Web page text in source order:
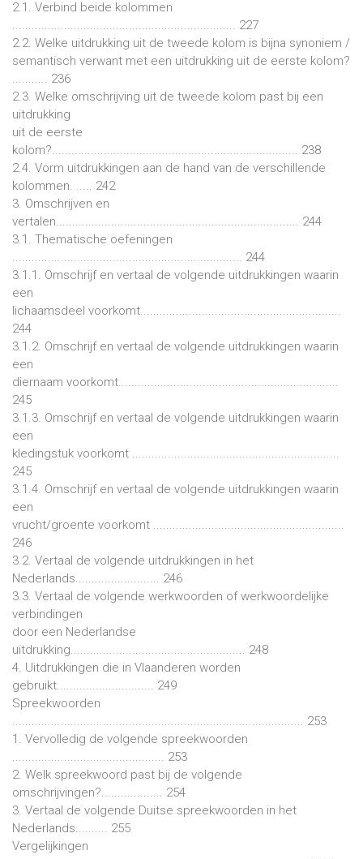
2.1. Verbind beide kolommen
..................................................................... 227
2.2. Welke uitdrukking uit de tweede kolom is bijna synoniem /
semantisch verwant met een uitdrukking uit de eerste kolom?
........... 236
2.3. Welke omschrijving uit de tweede kolom past bij een
uitdrukking
uit de eerste
kolom?............................................................................ 238
2.4. Vorm uitdrukkingen aan de hand van de verschillende
kolommen. ..... 242
3. Omschrijven en
vertalen........................................................................... 244
3.1. Thematische oefeningen
....................................................................... 244
3.1.1. Omschrijf en vertaal de volgende uitdrukkingen waarin
een
lichaamsdeel voorkomt..............................................................
244
3.1.2. Omschrijf en vertaal de volgende uitdrukkingen waarin
een
diernaam voorkomt....................................................................
245
3.1.3. Omschrijf en vertaal de volgende uitdrukkingen waarin
een
kledingstuk voorkomt ................................................................
245
3.1.4. Omschrijf en vertaal de volgende uitdrukkingen waarin
een
vrucht/groente voorkomt ...........................................................
246
3.2. Vertaal de volgende uitdrukkingen in het
Nederlands.......................... 246
3.3. Vertaal de volgende werkwoorden of werkwoordelijke
verbindingen
door een Nederlandse
uitdrukking...................................................... 248
4. Uitdrukkingen die in Vlaanderen worden
gebruikt.............................. 249
Spreekwoorden
.......................................................................................... 253
1. Vervolledig de volgende spreekwoorden
............................................... 253
2. Welk spreekwoord past bij de volgende
omschrijvingen?................... 254
3. Vertaal de volgende Duitse spreekwoorden in het
Nederlands.......... 255
Vergelijkingen